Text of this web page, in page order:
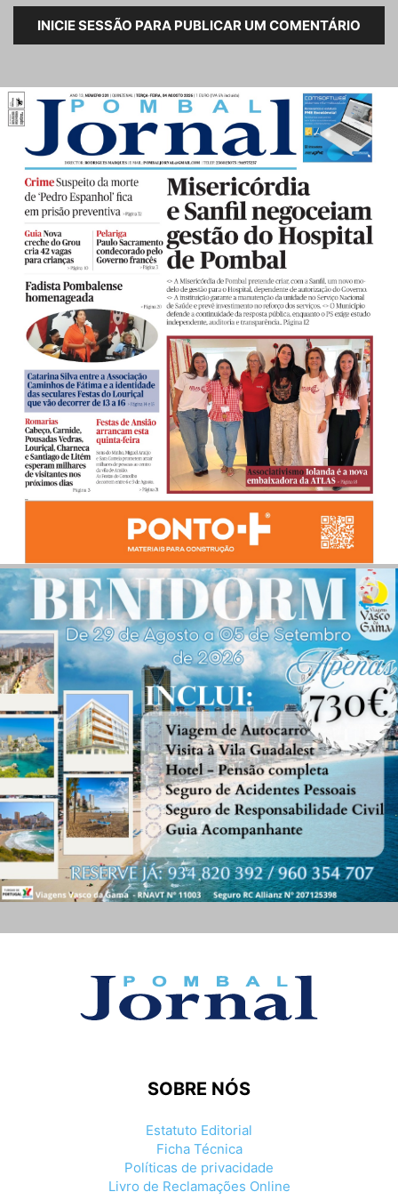
INICIE SESSÃO PARA PUBLICAR UM COMENTÁRIO
SOBRE NÓS
Estatuto Editorial
Ficha Técnica
Políticas de privacidade
Livro de Reclamações Online